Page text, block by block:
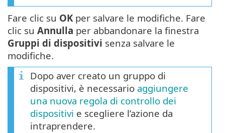
Fare clic su OKper salvare le modifiche. Fare
clic su Annulla per abbandonare la finestra
Gruppi di dispositivi senza salvare le
modifiche.
Dopo aver creato un gruppo di
dispositivi, è necessario aggiungere
una nuova regola di controllo dei
dispositivi e scegliere l’azione da
intraprendere.